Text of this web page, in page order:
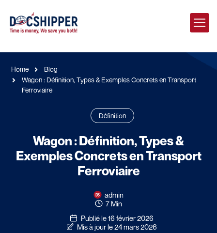
Home
Blog
Wagon : Définition, Types & Exemples Concrets en Transport
Ferroviaire
Définition
Wagon : Définition, Types &
Exemples Concrets en Transport
Ferroviaire
admin
7 Min
Publié le 16 février 2026
Mis à jour le 24 mars 2026